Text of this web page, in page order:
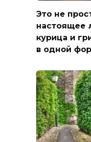
Это не
настоящее
курица и
в одной